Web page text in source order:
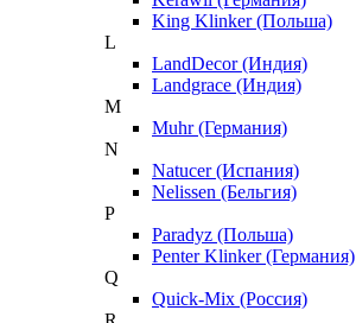
King Klinker (Польша)
L
LandDecor (Индия)
Landgrace (Индия)
M
Muhr (Германия)
N
Natucer (Испания)
Nelissen (Бельгия)
P
Paradyz (Польша)
Penter Klinker (Германия)
Q
Quick-Mix (Россия)